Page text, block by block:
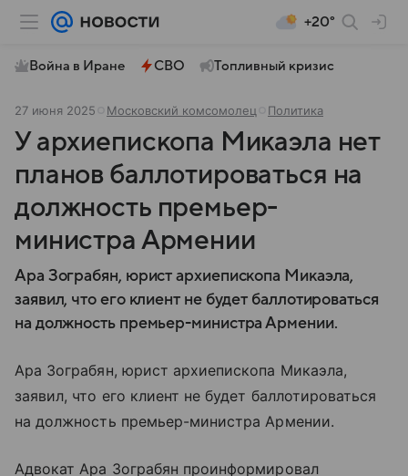
+20°
Война в Иране СВО Топливный кризис
27 июня 2025 Московский комсомолец Политика
У архиепископа Микаэла нет
планов баллотироваться на
должность премьер-
министра Армении
Ара Зограбян, юрист архиепископа Микаэла,
заявил, что его клиент не будет баллотироваться
на должность премьер-министра Армении.
Ара Зограбян, юрист архиепископа Микаэла,
заявил, что его клиент не будет баллотироваться
на должность премьер-министра Армении.
Адвокат Ара Зограбян проинформировал